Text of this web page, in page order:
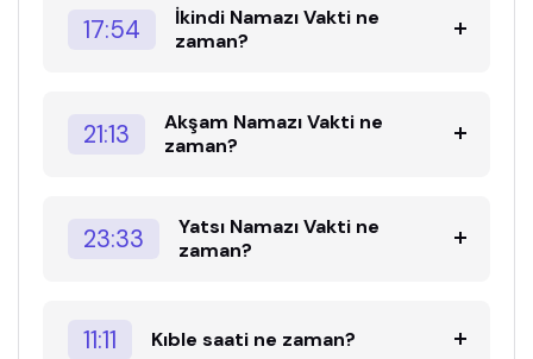
17:54
İkindi Namazı Vakti ne
zaman?
21:13
Akşam Namazı Vakti ne
zaman?
23:33
Yatsı Namazı Vakti ne
zaman?
11:11 Kıble saati ne zaman?